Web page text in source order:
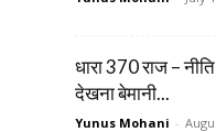
धारा 370 राज –
देखना बेमानी...
Yunus Mohani -